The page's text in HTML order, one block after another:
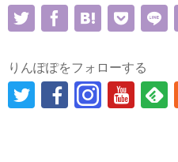
りんぽぽをフォローする